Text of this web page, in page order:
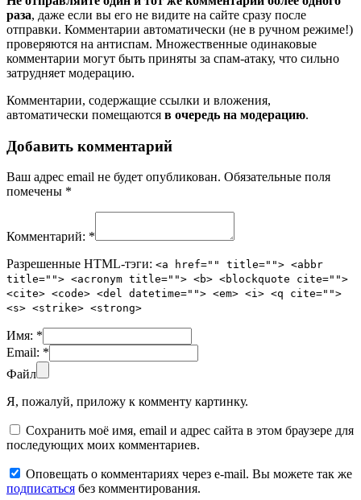
раза, даже если вы его не видите на сайте сразу после
отправки. Комментарии автоматически (не в ручном режиме!)
проверяются на антиспам. Множественные одинаковые
комментарии могут быть приняты за спам-атаку, что сильно
затрудняет модерацию.
Комментарии, содержащие ссылки и вложения,
автоматически помещаются в очередь на модерацию.
Добавить комментарий
Ваш адрес email не будет опубликован. Обязательные поля
помечены *
Комментарий: *
Разрешенные HTML-тэги: <a href="" title=""> <abbr
title=""> <acronym title=""> <b> <blockquote cite="">
<cite> <code> <del datetime=""> <em> <i> <q cite="">
<s> <strike> <strong>
Имя: *
Email: *
Файл
Я, пожалуй, приложу к комменту картинку.
Сохранить моё имя, email и адрес сайта в этом браузере для
последующих моих комментариев.
Оповещать о комментариях через e-mail. Вы можете так же
подписаться без комментирования.